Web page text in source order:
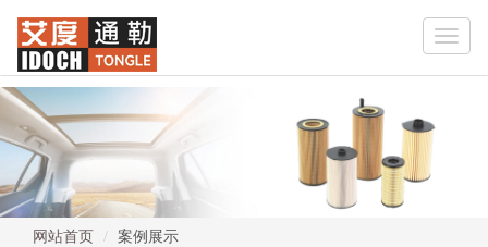
Toggle
网站首页 案例展示